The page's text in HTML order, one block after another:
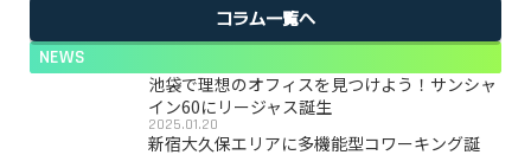
コラム一覧へ
NEWS
池袋で理想のオフィスを見つけよう！サンシャ
イン60にリージャス誕生
2025.01.20
新宿大久保エリアに多機能型コワーキング誕